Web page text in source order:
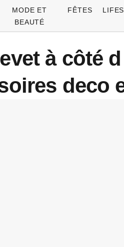
MODE ET
BEAUTÉ
FÊTES
à côté
deco